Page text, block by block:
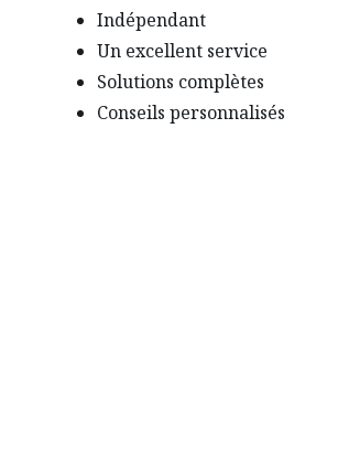
Indépendant
Un excellent service
Solutions complètes
Conseils personnalisés